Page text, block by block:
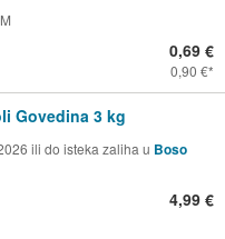
0,69 €
0,90 €
Govedina 3 kg
ili do isteka zaliha u Boso
4,99 €